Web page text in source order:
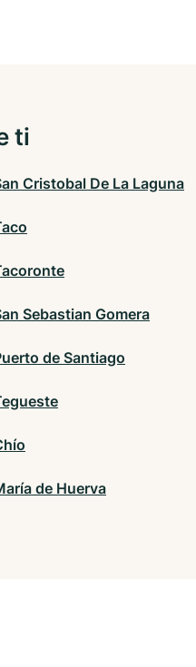
ti
Cristobal De La Laguna
Sebastian Gomera
de Santiago
de Huerva